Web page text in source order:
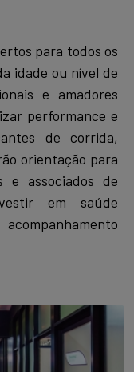
para todos os
idade ou nível de
e amadores
performance e
de corrida,
orientação para
e associados de
em saúde